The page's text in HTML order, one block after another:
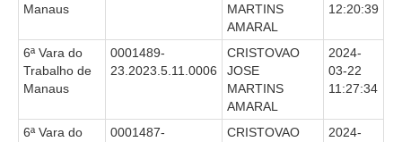
Manaus
MARTINS
AMARAL
12:20:39
6ª Vara do
Trabalho de
Manaus
0001489-
23.2023.5.11.0006
CRISTOVAO
JOSE
MARTINS
AMARAL
2024-
03-22
11:27:34
6ª Vara do
0001487-
CRISTOVAO
2024-